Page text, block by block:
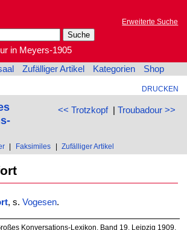
Erweiterte Suche
in Meyers-1905
Zufälliger Artikel Kategorien Shop
DRUCKEN
<< Trotzkopf| Troubadour >>
Faksimiles Zufälliger Artikel
, s. Vogesen.
Konversations-Lexikon, Band 19. Leipzig 1909,